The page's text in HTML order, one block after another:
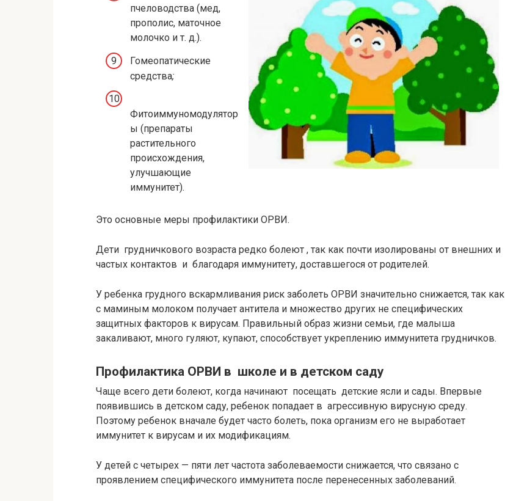
пчеловодства (мед,
прополис, маточное
молочко и т. д.).
Гомеопатические
средства;
Фитоиммуномодулятор
ы (препараты
растительного
происхождения,
улучшающие
иммунитет).
Это основные меры профилактики ОРВИ.
Дети грудничкового возраста редко болеют , так как почти изолированы от внешних и
частых контактов и благодаря иммунитету, доставшегося от родителей.
У ребенка грудного вскармливания риск заболеть ОРВИ значительно снижается, так как
с маминым молоком получает антитела и множество других не специфических
защитных факторов к вирусам. Правильный образ жизни семьи, где малыша
закаливают, много гуляют, купают, способствует укреплению иммунитета грудничков.
Профилактика ОРВИ в школе и в детском саду
Чаще всего дети болеют, когда начинают посещать детские ясли и сады. Впервые
появившись в детском саду, ребенок попадает в агрессивную вирусную среду.
Поэтому ребенок вначале будет часто болеть, пока организм его не выработает
иммунитет к вирусам и их модификациям.
У детей с четырех — пяти лет частота заболеваемости снижается, что связано с
проявлением специфического иммунитета после перенесенных заболеваний.